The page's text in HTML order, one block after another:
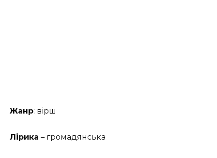
Жанр: вірш
Лірика – громадянська